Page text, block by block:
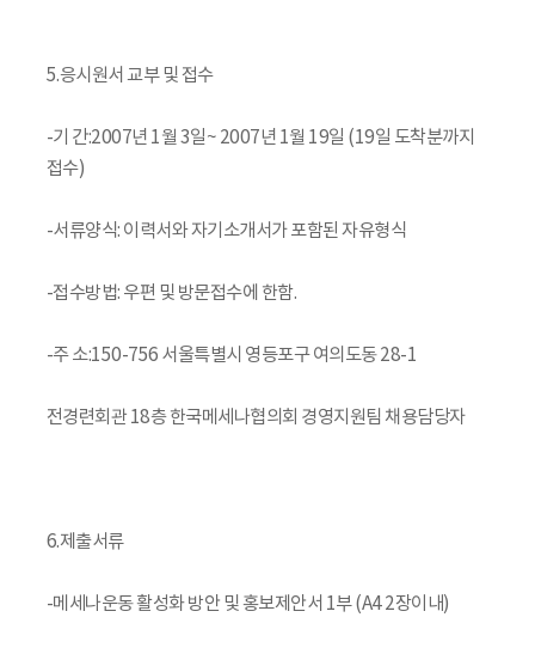
5.응시원서 교부 및 접수
-기 간:2007년 1월 3일~ 2007년 1월 19일 (19일 도착분까지
접수)
-서류양식: 이력서와 자기소개서가 포함된 자유형식
-접수방법: 우편 및 방문접수에 한함.
-주 소:150-756 서울특별시 영등포구 여의도동 28-1
전경련회관 18층 한국메세나협의회 경영지원팀 채용담당자
6.제출서류
-메세나운동 활성화 방안 및 홍보제안서 1부 (A4 2장이내)